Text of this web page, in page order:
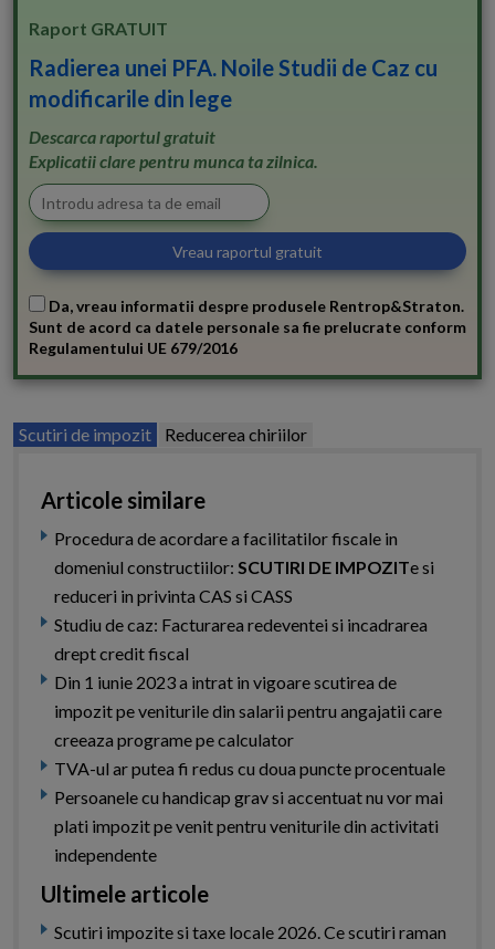
Raport GRATUIT
Radierea unei PFA. Noile Studii de Caz cu
modificarile din lege
Descarca raportul gratuit
Explicatii clare pentru munca ta zilnica.
Da, vreau informatii despre produsele Rentrop&Straton.
Sunt de acord ca datele personale sa fie prelucrate conform
Regulamentului UE 679/2016
Scutiri de impozit Reducerea chiriilor
Articole similare
Procedura de acordare a facilitatilor fiscale in
domeniul constructiilor: SCUTIRI DE IMPOZITe si
reduceri in privinta CAS si CASS
Studiu de caz: Facturarea redeventei si incadrarea
drept credit fiscal
Din 1 iunie 2023 a intrat in vigoare scutirea de
impozit pe veniturile din salarii pentru angajatii care
creeaza programe pe calculator
TVA-ul ar putea fi redus cu doua puncte procentuale
Persoanele cu handicap grav si accentuat nu vor mai
plati impozit pe venit pentru veniturile din activitati
independente
Ultimele articole
Scutiri impozite si taxe locale 2026. Ce scutiri raman